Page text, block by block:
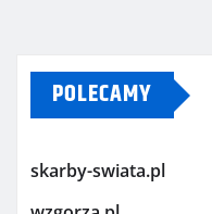
POLECAMY
skarby-swiata.pl